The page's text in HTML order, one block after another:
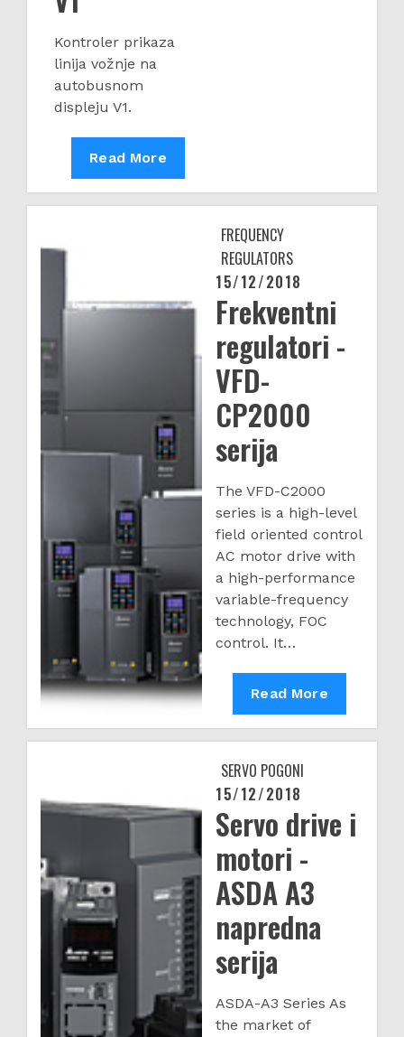
Kontroler prikaza
linija vožnje na
autobusnom
displeju V1.
Kontroler
BUS
Displeja
Read More
FREQUENCY
REGULATORS
Posted
on
15/12/2018
Frekventni
regulatori -
VFD-
CP2000
serija
The VFD-C2000
series is a high-level
field oriented control
AC motor drive with
a high-performance
variable-frequency
technology, FOC
control. It…
Frekventni
regulatori
-
VFD-
CP2000
Read More
SERVO POGONI
Posted
on
15/12/2018
Servo drive i
motori -
ASDA A3
napredna
serija
ASDA-A3 Series As
the market of